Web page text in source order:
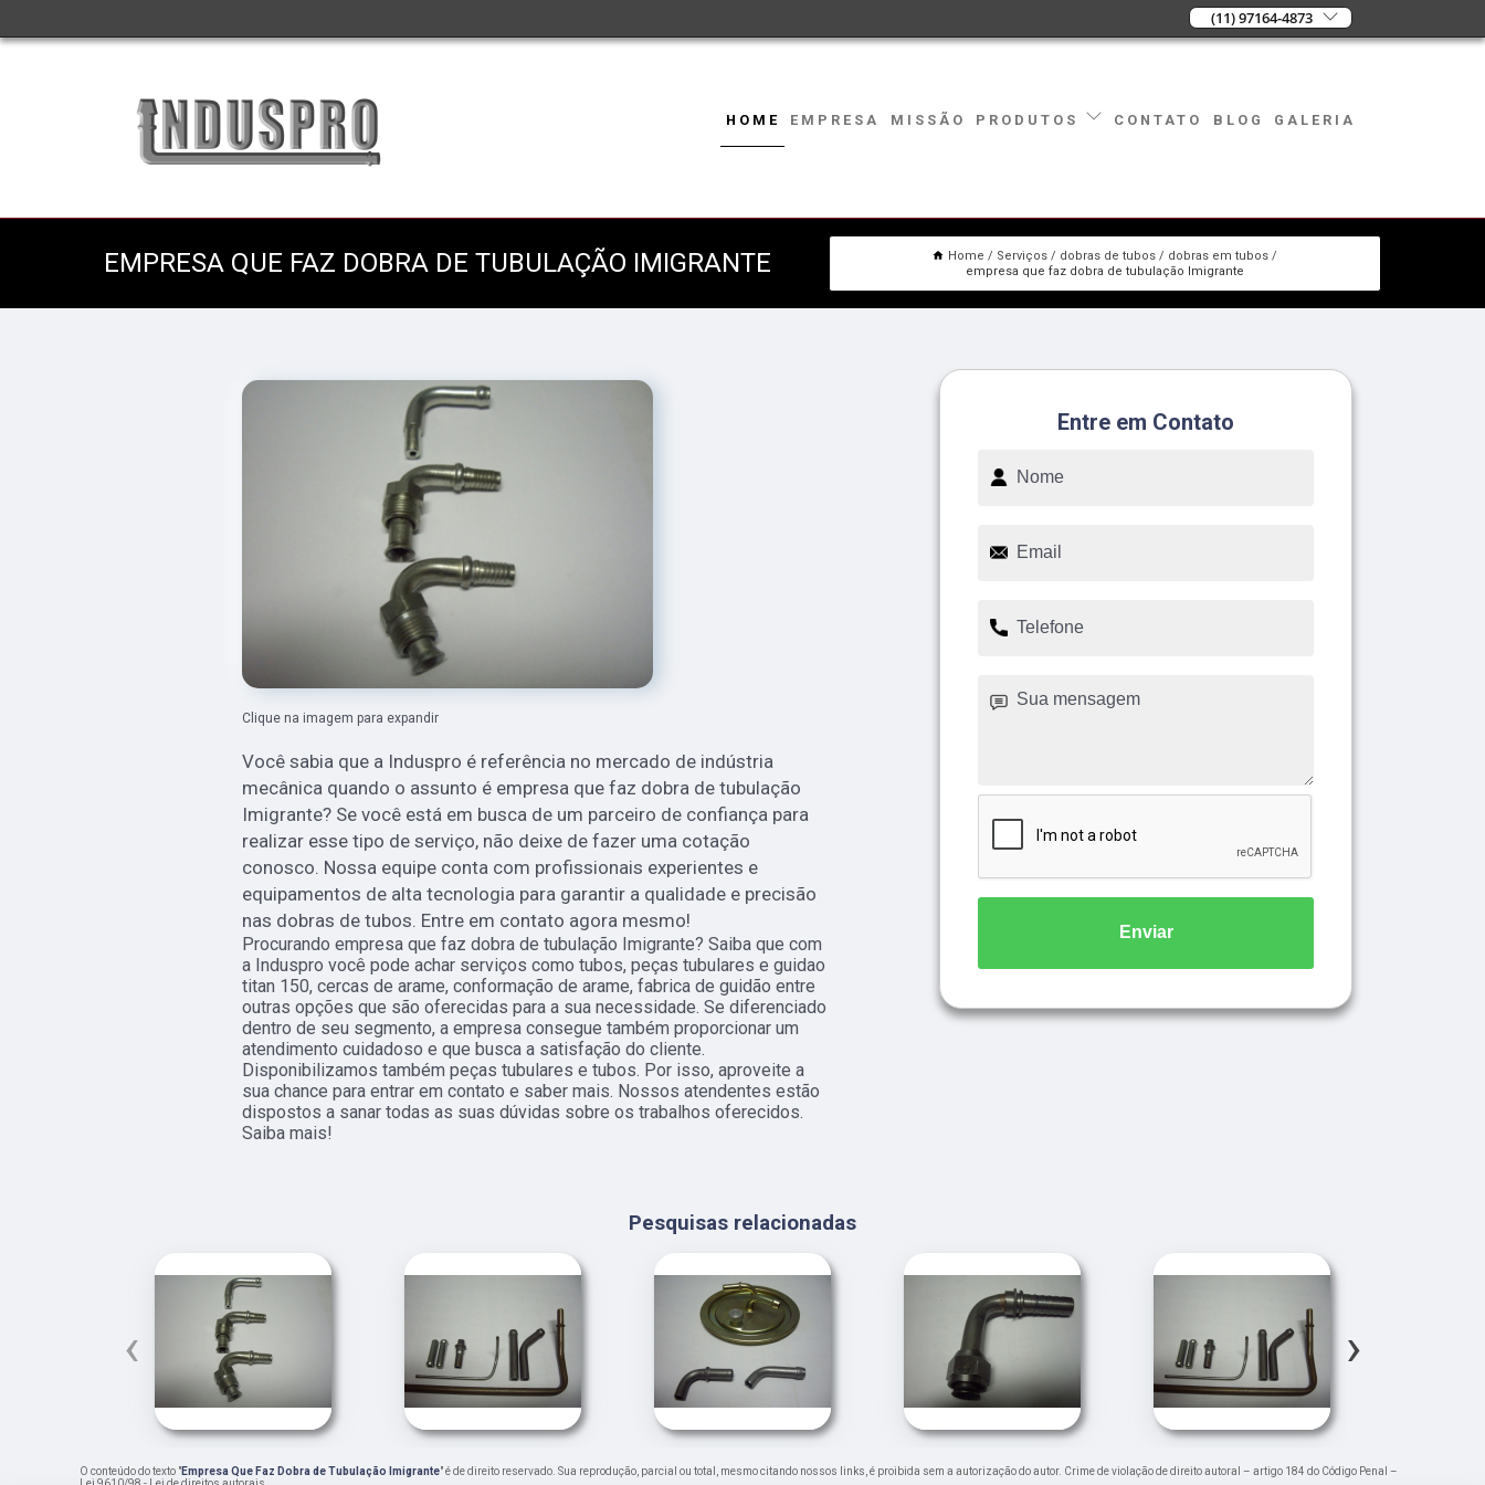
(11) 97164-4873
HOME EMPRESA MISSÃO PRODUTOS CONTATO BLOG GALERIA
EMPRESA QUE FAZ DOBRA DE TUBULAÇÃO IMIGRANTE Home Serviços dobras de tubos
dobras em tubos
empresa que faz dobra de tubulação Imigrante
Clique na imagem para expandir
Você sabia que a Induspro é referência no mercado de indústria
mecânica quando o assunto é empresa que faz dobra de tubulação
Imigrante? Se você está em busca de um parceiro de confiança para
realizar esse tipo de serviço, não deixe de fazer uma cotação
conosco. Nossa equipe conta com profissionais experientes e
equipamentos de alta tecnologia para garantir a qualidade e precisão
nas dobras de tubos. Entre em contato agora mesmo!
Procurando empresa que faz dobra de tubulação Imigrante? Saiba que com
a Induspro você pode achar serviços como tubos, peças tubulares e guidao
titan 150, cercas de arame, conformação de arame, fabrica de guidão entre
outras opções que são oferecidas para a sua necessidade. Se diferenciado
dentro de seu segmento, a empresa consegue também proporcionar um
atendimento cuidadoso e que busca a satisfação do cliente.
Disponibilizamos também peças tubulares e tubos. Por isso, aproveite a
sua chance para entrar em contato e saber mais. Nossos atendentes estão
dispostos a sanar todas as suas dúvidas sobre os trabalhos oferecidos.
Saiba mais!
Entre em Contato
Enviar
Pesquisas relacionadas
‹ ›
O conteúdo do texto "Empresa Que Faz Dobra de Tubulação Imigrante" é de direito reservado. Sua reprodução, parcial ou total, mesmo citando nossos links, é proibida sem a autorização do autor. Crime de violação de direito autoral – artigo 184 do Código Penal –